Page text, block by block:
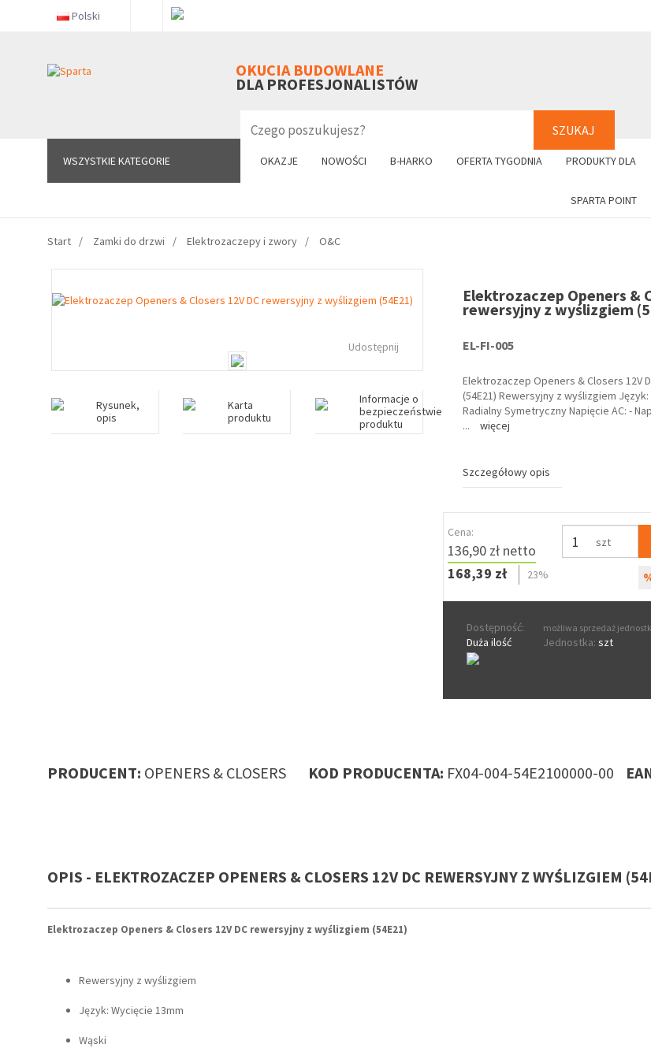
Polski
OKUCIA BUDOWLANE
DLA PROFESJONALISTÓW
SZUKAJ
WSZYSTKIE KATEGORIE OKAZJE NOWOŚCI B-HARKO OFERTA TYGODNIA PRODUKTY DLA
SPARTA POINT
WSZYSTKIE KATEGORIE
Start Zamki do drzwi Elektrozaczepy i zwory O&C
Udostępnij
Rysunek,
opis
Karta
produktu
Informacje o
bezpieczeństwie
produktu
Elektrozaczep Openers &
rewersyjny z wyślizgiem
EL-FI-005
Elektrozaczep Openers & Closers 12V
(54E21) Rewersyjny z wyślizgiem
Radialny Symetryczny Napięcie AC: -
...
więcej
Szczegółowy opis
Cena:
136,90 zł netto
168,39 zł
23%
szt
Dostępność:
Duża ilość
możliwa sprzedaż
Jednostka: szt
PRODUCENT: OPENERS & CLOSERS KOD PRODUCENTA: FX04-004-54E2100000-00
OPIS - ELEKTROZACZEP OPENERS & CLOSERS 12V DC REWERSYJNY Z WYŚLIZGIEM
Elektrozaczep Openers & Closers 12V DC rewersyjny z wyślizgiem (54E21)
Rewersyjny z wyślizgiem
Język: Wycięcie 13mm
Wąski